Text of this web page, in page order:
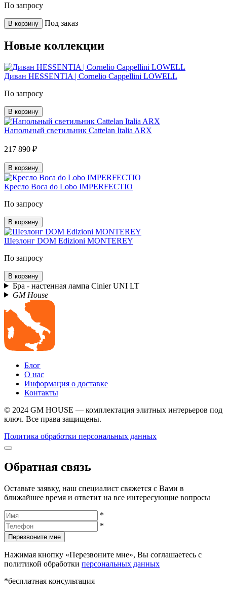
По запросу
В корзину Под заказ
Новые коллекции
Диван HESSENTIA | Cornelio Cappellini LOWELL
По запросу
В корзину
Напольный светильник Cattelan Italia ARX
217 890 ₽
В корзину
Кресло Boca do Lobo IMPERFECTIO
По запросу
В корзину
Шезлонг DOM Edizioni MONTEREY
По запросу
В корзину
Бра - настенная лампа Cinier UNI LT
GM House
Блог
О нас
Информация о доставке
Контакты
© 2024 GM HOUSE — комплектация элитных интерьеров под
ключ. Все права защищены.
Политика обработки персональных данных
Обратная связь
Оставьте заявку, наш специалист свяжется с Вами в
ближайшее время и ответит на все интересующие вопросы
*
*
Перезвоните мне
Нажимая кнопку «Перезвоните мне», Вы соглашаетесь с
политикой обработки персональных данных
*бесплатная консультация